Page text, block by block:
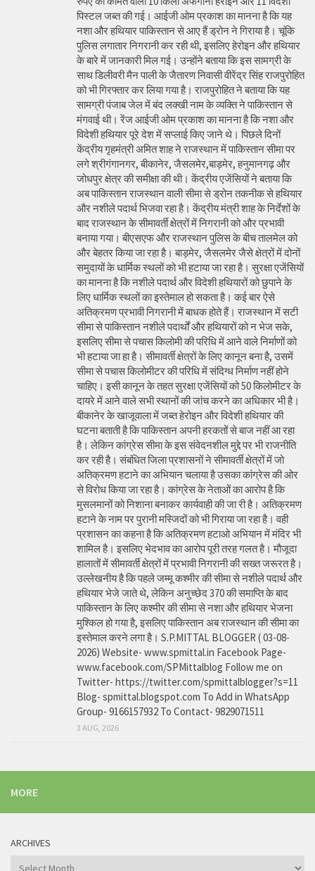
पिस्टल जब्त की गई। आईजी ओम प्रकाश का मानना है कि यह
नशा और हथियार पाकिस्तान से आए हैं ड्रोन ने गिराया है। चूंकि
पुलिस लगातार निगरानी कर रही थी, इसलिए हेरोइन और हथियार
के बारे में जानकारी मिल गई। उन्होंने बताया कि इस सामग्री के
साथ डिलीवरी मैन पाली के जैतारण निवासी वीरेंद्र सिंह राजपुरोहित
को भी गिरफ्तार कर लिया गया है। राजपुरोहित ने बताया कि यह
सामग्री पंजाब जेल में बंद लक्खी नाम के व्यक्ति ने पाकिस्तान से
मंगवाई थी। रेंज आईजी ओम प्रकाश का मानना है कि नशा और
विदेशी हथियार पूरे देश में सप्लाई किए जाने थे। पिछले दिनों
केंद्रीय गृहमंत्री अमित शाह ने राजस्थान में पाकिस्तान सीमा पर
लगे श्रीगंगानगर, बीकानेर, जैसलमेर,बाड़मेर, हनुमानगढ़ और
जोधपुर क्षेत्र की समीक्षा की थी। केंद्रीय एजेंसियों ने बताया कि
अब पाकिस्तान राजस्थान वाली सीमा से ड्रोन तकनीक से हथियार
और नशीले पदार्थ भिजवा रहा है। केंद्रीय मंत्री शाह के निर्देशों के
बाद राजस्थान के सीमावर्ती क्षेत्रों में निगरानी को और प्रभावी
बनाया गया। बीएसएफ और राजस्थान पुलिस के बीच तालमेल को
और बेहतर किया जा रहा है। बाड़मेर, जैसलमेर जैसे क्षेत्रों में दोनों
समुदायों के धार्मिक स्थलों को भी हटाया जा रहा है। सुरक्षा एजेंसियों
का मानना है कि नशीले पदार्थ और विदेशी हथियारों को छुपाने के
लिए धार्मिक स्थलों का इस्तेमाल हो सकता है। कई बार ऐसे
अतिक्रमण प्रभावी निगरानी में बाधक होते हैं। राजस्थान में सटी
सीमा से पाकिस्तान नशीले पदार्थों और हथियारों को न भेज सके,
इसलिए सीमा से पचास किलोमी की परिधि में आने वाले निर्माणों को
भी हटाया जा हा है। सीमावर्ती क्षेत्रों के लिए कानून बना है, उसमें
सीमा से पचास किलोमीटर की परिधि में संदिग्ध निर्माण नहीं होने
चाहिए। इसी कानून के तहत सुरक्षा एजेंसियों को 50 किलोमीटर के
दायरे में आने वाले सभी स्थानों की जांच करने का अधिकार भी है।
बीकानेर के खाजूवाला में जब्त हेरोइन और विदेशी हथियार की
घटना बताती है कि पाकिस्तान अपनी हरकतों से बाज नहीं आ रहा
है। लेकिन कांग्रेस सीमा के इस संवेदनशील मुद्दे पर भी राजनीति
कर रही है। संबंधित जिला प्रशासनों ने सीमावर्ती क्षेत्रों में जो
अतिक्रमण हटाने का अभियान चलाया है उसका कांग्रेस की ओर
से विरोध किया जा रहा है। कांग्रेस के नेताओं का आरोप है कि
मुसलमानों को निशाना बनाकर कार्यवाही की जा री है। अतिक्रमण
हटाने के नाम पर पुरानी मस्जिदों को भी गिराया जा रहा है। वही
प्रशासन का कहना है कि अतिक्रमण हटाओ अभियान में मंदिर भी
शामिल है। इसलिए भेदभाव का आरोप पूरी तरह गलत है। मौजूदा
हालातों में सीमावर्ती क्षेत्रों में प्रभावी निगरानी की सख्त जरूरत है।
उल्लेखनीय है कि पहले जम्मू कश्मीर की सीमा से नशीले पदार्थ और
हथियार भेजे जाते थे, लेकिन अनुच्छेद 370 की समाप्ति के बाद
पाकिस्तान के लिए कश्मीर की सीमा से नशा और हथियार भेजना
मुश्किल हो गया है, इसलिए पाकिस्तान अब राजस्थान की सीमा का
इस्तेमाल करने लगा है। S.P.MITTAL BLOGGER ( 03-08-
2026) Website- www.spmittal.in Facebook Page-
www.facebook.com/SPMittalblog Follow me on
Twitter- https://twitter.com/spmittalblogger?s=11
Blog- spmittal.blogspot.com To Add in WhatsApp
Group- 9166157932 To Contact- 9829071511
3 AUG, 2026
MORE
ARCHIVES
Archives